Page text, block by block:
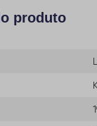
produto